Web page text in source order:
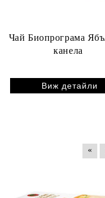
Чай Биопрограма
канела
Виж детайли
«